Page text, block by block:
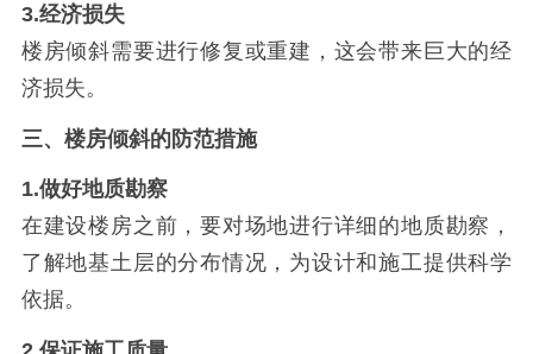
3.经济损失
楼房倾斜需要进行修复或重建，这会带来巨大的经
济损失。
三、楼房倾斜的防范措施
1.做好地质勘察
在建设楼房之前，要对场地进行详细的地质勘察，
了解地基土层的分布情况，为设计和施工提供科学
依据。